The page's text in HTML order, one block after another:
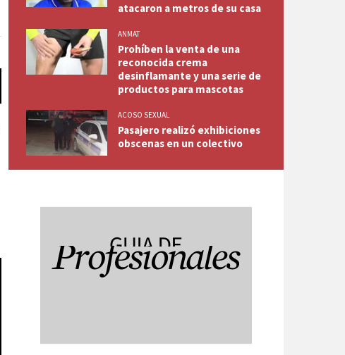
atacaron a metros de su casa
ANMAT
Prohíben la venta de una
reconocida crema
desinflamante y una serie de
productos para mascotas
ACOSO SEXUAL
Pasajero realizó exhibiciones
obscenas en un colectivo